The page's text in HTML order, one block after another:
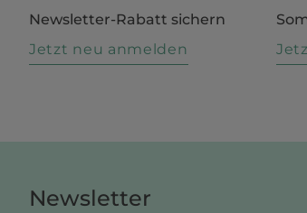
Newsletter-Rabatt sichern
Jetzt neu anmelden
Newsletter